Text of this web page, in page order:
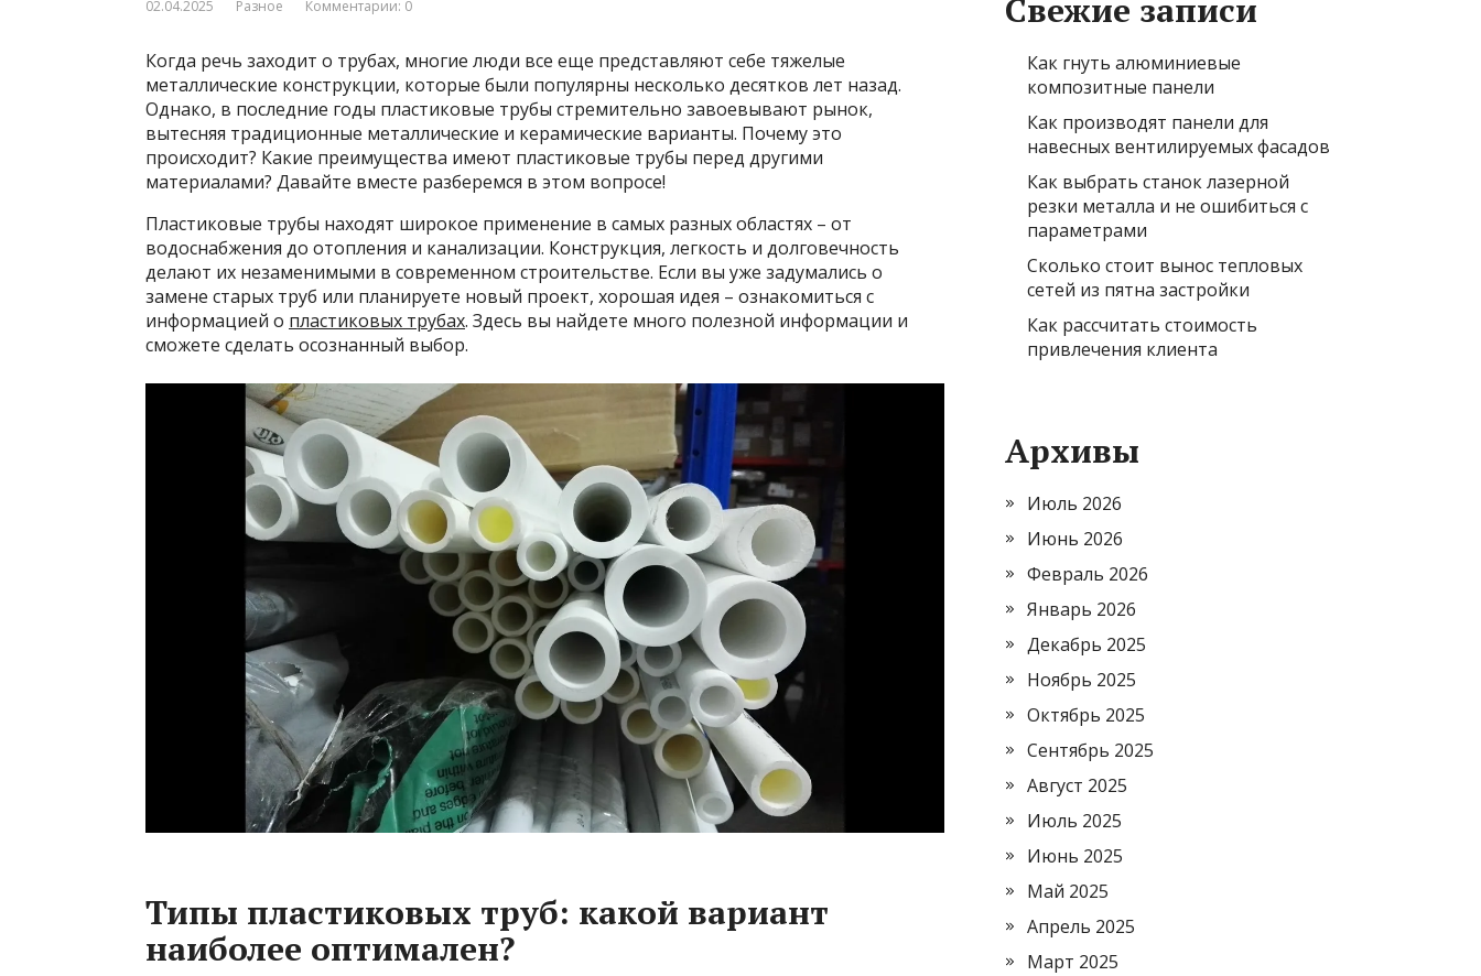
02.04.2025 Разное Комментарии: 0
Когда речь заходит о трубах, многие люди все еще представляют себе тяжелые
металлические конструкции, которые были популярны несколько десятков лет назад.
Однако, в последние годы пластиковые трубы стремительно завоевывают рынок,
вытесняя традиционные металлические и керамические варианты. Почему это
происходит? Какие преимущества имеют пластиковые трубы перед другими
материалами? Давайте вместе разберемся в этом вопросе!
Пластиковые трубы находят широкое применение в самых разных областях – от
водоснабжения до отопления и канализации. Конструкция, легкость и долговечность
делают их незаменимыми в современном строительстве. Если вы уже задумались о
замене старых труб или планируете новый проект, хорошая идея – ознакомиться с
информацией о пластиковых трубах. Здесь вы найдете много полезной информации и
сможете сделать осознанный выбор.
Типы пластиковых труб: какой вариант
наиболее оптимален?
Свежие записи
Как гнуть алюминиевые
композитные панели
Как производят панели для
навесных вентилируемых фасадов
Как выбрать станок лазерной
резки металла и не ошибиться с
параметрами
Сколько стоит вынос тепловых
сетей из пятна застройки
Как рассчитать стоимость
привлечения клиента
Архивы
Июль 2026
Июнь 2026
Февраль 2026
Январь 2026
Декабрь 2025
Ноябрь 2025
Октябрь 2025
Сентябрь 2025
Август 2025
Июль 2025
Июнь 2025
Май 2025
Апрель 2025
Март 2025